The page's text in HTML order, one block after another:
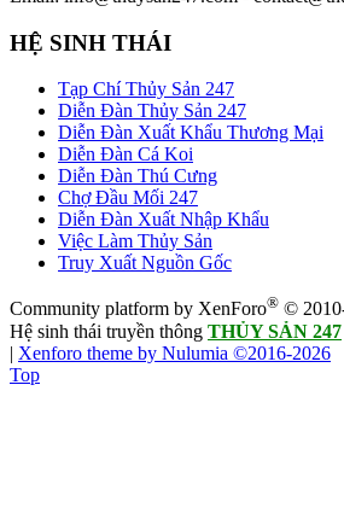
HỆ SINH THÁI
Tạp Chí Thủy Sản 247
Diễn Đàn Thủy Sản 247
Diễn Đàn Xuất Khẩu Thương Mại
Diễn Đàn Cá Koi
Diễn Đàn Thú Cưng
Chợ Đầu Mối 247
Diễn Đàn Xuất Nhập Khẩu
Việc Làm Thủy Sản
Truy Xuất Nguồn Gốc
Community platform by XenForo® ©
Hệ sinh thái truyền thông THỦY SẢN 247
| Xenforo theme by Nulumia ©2016-2026
Top